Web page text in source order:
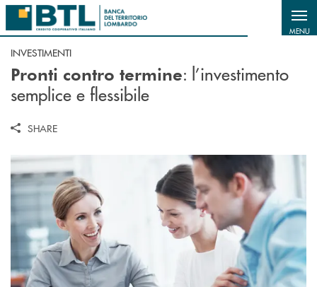
Salta al contenuto principale
MENU
INVESTIMENTI
Pronti contro termine: l’investimento
semplice e flessibile
SHARE